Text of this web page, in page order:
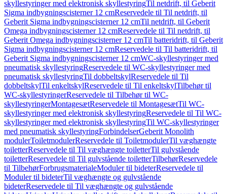
skyllestyringer med elektronisk skyllestyringTil netdrift, til Geberit
Sigma indbygningscisterner 12 cmReservedele til Til netdrift, til
Geberit Sigma indbygningscisterner 12 cmTil netdrift, til Geberit
Omega indbygningscisterner 12 cmReservedele til Til netdrift, til
Geberit Omega indbygningscisterner 12 cmTil batteridrift, til Geberit
Sigma indbygningscisterner 12 cmReservedele til Til batteridrift, til
Geberit Sigma indbygningscisterner 12 cmWC-skyllestyringer med
pneumatisk skyllestyringReservedele til WC-skyllestyringer med
pneumatisk skyllestyringTil dobbeltskylReservedele til Til
dobbeltskylTil enkeltskylReservedele til Til enkeltskylTilbehør til
WC-skyllestyringerReservedele til Tilbehør til WC-
skyllestyringerMontagesætReservedele til MontagesætTil WC-
skyllestyringer med elektronisk skyllestyringReservedele til Til WC-
skyllestyringer med elektronisk skyllestyringTil WC-skyllestyringer
med pneumatisk skyllestyringForbindelserGeberit Monolith
modulerToiletmodulerReservedele til ToiletmodulerTil væghængte
toiletterReservedele til Til væghængte toiletterTil gulvstående
toiletterReservedele til Til gulvstående toiletterTilbehørReservedele
til TilbehørForbrugsmaterialeModuler til bideterReservedele til
Moduler til bideterTil væghængte og gulvstående
bideterReservedele til Til væghængte og gulvstående